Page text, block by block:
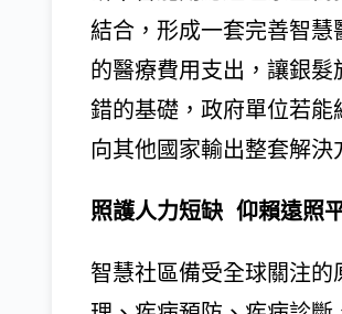
結合，形成一套完善智
的醫療費用支出，讓銀
錯的基礎，政府單位若
向其他國家輸出整套解決
照護人力短缺 仰賴遠照
智慧社區備受全球關注